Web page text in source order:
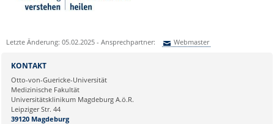
Letzte Änderung: 05.02.2025 - Ansprechpartner: Webmaster
Ihre E-Mailadresse:
Ihr Anliegen:
KONTAKT
Otto-von-Guericke-Universität
Medizinische Fakultät
Universitätsklinikum Magdeburg A.ö.R.
Leipziger Str. 44
39120 Magdeburg